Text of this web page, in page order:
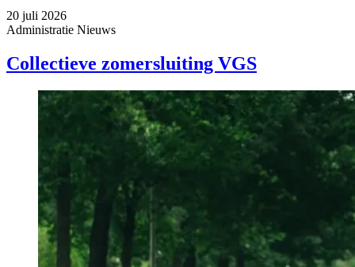
20 juli 2026
Administratie Nieuws
Collectieve zomersluiting VGS